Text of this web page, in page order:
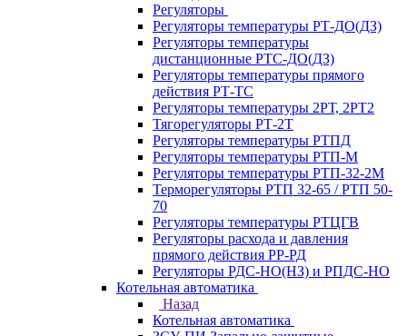
Регуляторы
Регуляторы температуры РТ-ДО(ДЗ)
Регуляторы температуры
дистанционные РТС-ДО(ДЗ)
Регуляторы температуры прямого
действия РТ-ТС
Регуляторы температуры 2РТ, 2РT2
Тягорегуляторы РТ-2Т
Регуляторы температуры РТПД
Регуляторы температуры РТП-M
Регуляторы температуры РТП-32-2М
Терморегуляторы РТП 32-65 / РТП 50-
70
Регуляторы температуры РТЦГВ
Регуляторы расхода и давления
прямого действия РР-РД
Регуляторы РДС-НО(НЗ) и РПДС-НО
Котельная автоматика
Назад
Котельная автоматика